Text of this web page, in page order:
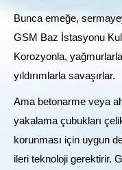
Bunca emeğe,
GSM Baz İstasyonu
Korozyonla,
yıldırımlarla savaşırlar.
Ama betonarme veya
yakalama çubukları
korunması için uygun
ileri teknoloji gerektirir.